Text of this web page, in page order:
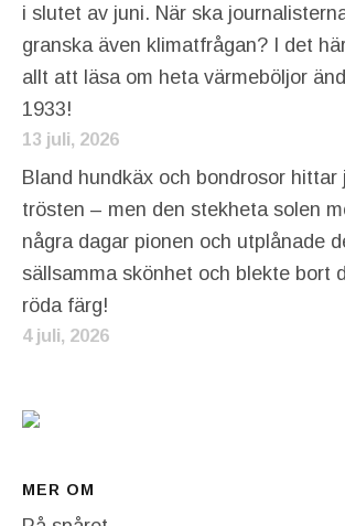
i slutet av juni. När ska
granska även klimatfrågan? I det
allt att läsa om heta värmeböljor
1933!
13 juli, 2026
Bland hundkäx och bondrosor hittar
trösten – men den stekheta solen
några dagar pionen och utplånade
sällsamma skönhet och blekte bort
röda färg!
4 juli, 2026
MER OM